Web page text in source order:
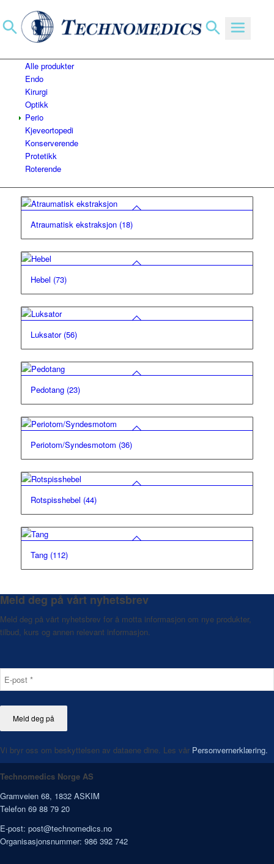
Du er her: Hjem /
Ekstraksjons inst.
Alle produkter
Endo
Kirurgi
Optikk
Perio
Kjeveortopedi
Konserverende
Protetikk
Roterende
Atraumatisk ekstraksjon (18)
Hebel (73)
Luksator (56)
Pedotang (23)
Periotom/Syndesmotom (36)
Rotspisshebel (44)
Tang (112)
Meld deg på vårt nyhetsbrev
Meld deg på vårt nyhetsbrev for å motta informasjon om nye produkter,
tilbud, kurs og annen relevant informasjon.
Vi bryr oss om beskyttelsen av dataene dine. Les vår Personvernerklæring.
Technomedics Norge AS
Gramveien 68, 1832 ASKIM
Telefon 69 88 79 20
E-post: post@technomedics.no
Organisasjonsnummer: 986 392 742